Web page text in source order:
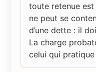
toute retenue
ne peut se
d’une dette : il
La charge
celui qui